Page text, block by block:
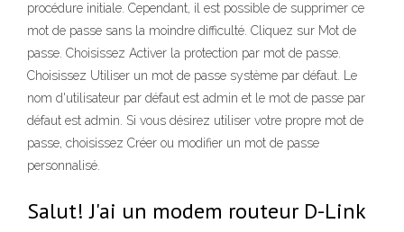
procédure initiale. Cependant, il est possible de supprimer ce
mot de passe sans la moindre difficulté. Cliquez sur Mot de
passe. Choisissez Activer la protection par mot de passe.
Choisissez Utiliser un mot de passe système par défaut. Le
nom d'utilisateur par défaut est admin et le mot de passe par
défaut est admin. Si vous désirez utiliser votre propre mot de
passe, choisissez Créer ou modifier un mot de passe
personnalisé.
Salut! J'ai un modem routeur D-Link